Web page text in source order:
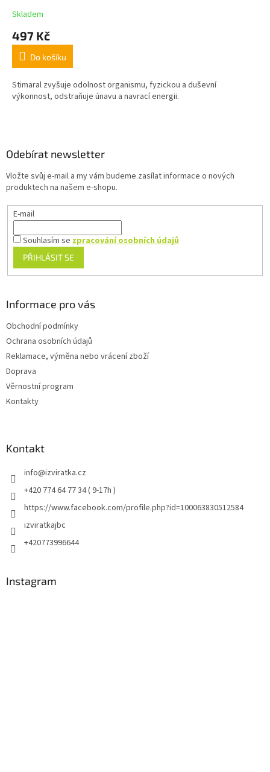
Skladem
497 Kč
Do košíku
Stimaral zvyšuje odolnost organismu, fyzickou a duševní
výkonnost, odstraňuje únavu a navrací energii.
Odebírat newsletter
Vložte svůj e-mail a my vám budeme zasílat informace o nových
produktech na našem e-shopu.
E-mail
Souhlasím sezpracování osobních údajů
PŘIHLÁSIT SE
Informace pro vás
Obchodní podmínky
Ochrana osobních údajů
Reklamace, výměna nebo vrácení zboží
Doprava
Věrnostní program
Kontakty
Kontakt
info@izviratka.cz
+420 774 64 77 34 ( 9-17h )
https://www.facebook.com/profile.php?id=100063830512584
izviratkajbc
+420773996644
Instagram